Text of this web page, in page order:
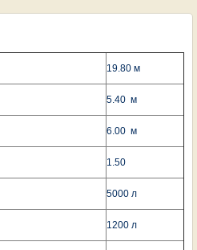
19.80 м
5.40 м
6.00 м
1.50
5000 л
1200 л